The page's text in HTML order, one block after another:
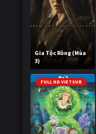
Gia Tộc Rồng (Mùa
3)
2,055,503 lượt xem
FULL HD VIETSUB